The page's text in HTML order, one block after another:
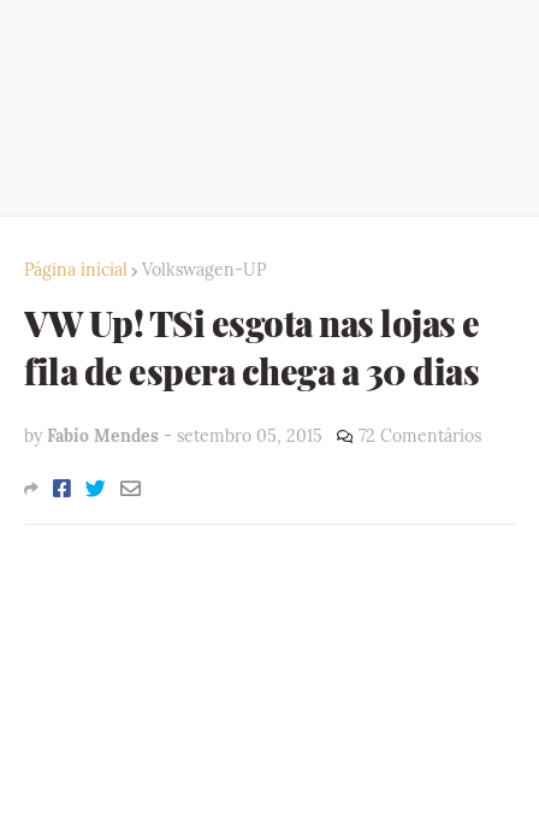
Página inicial Volkswagen-UP
VW Up! TSi esgota nas lojas e
fila de espera chega a 30 dias
by Fabio Mendes - setembro 05, 2015 72 Comentários